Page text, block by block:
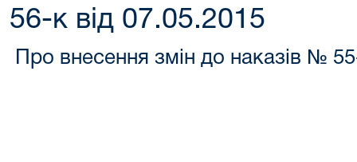
56-к від 07.05.2015
Про внесення змін до наказів №